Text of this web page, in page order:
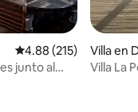
Calificación
4.88 (215)
junto al
Villa en
Villa La